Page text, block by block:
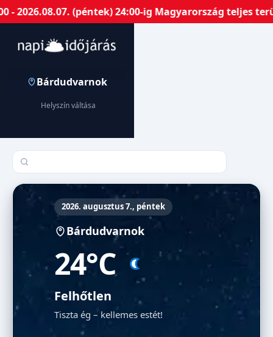
(péntek) 24:00-ig Magyarország teljes
Bárdudvarnok
Helyszín váltása
Település keresése
2026. augusztus 7., péntek
Bárdudvarnok
24°C
Felhőtlen
Tiszta ég – kellemes estét!